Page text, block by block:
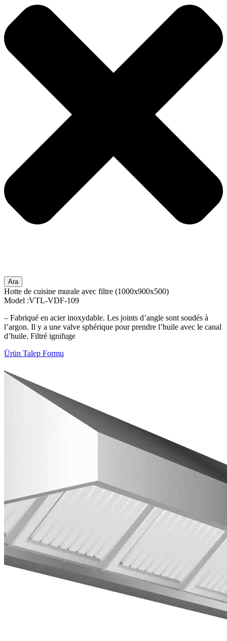
Ara
Hotte de cuisine murale avec filtre (1000x900x500)
Model :VTL-VDF-109
– Fabriqué en acier inoxydable. Les joints d’angle sont soudés à
l’argon. Il y a une valve sphérique pour prendre l’huile avec le canal
d’huile. Filtré ignifuge
Ürün Talep Formu